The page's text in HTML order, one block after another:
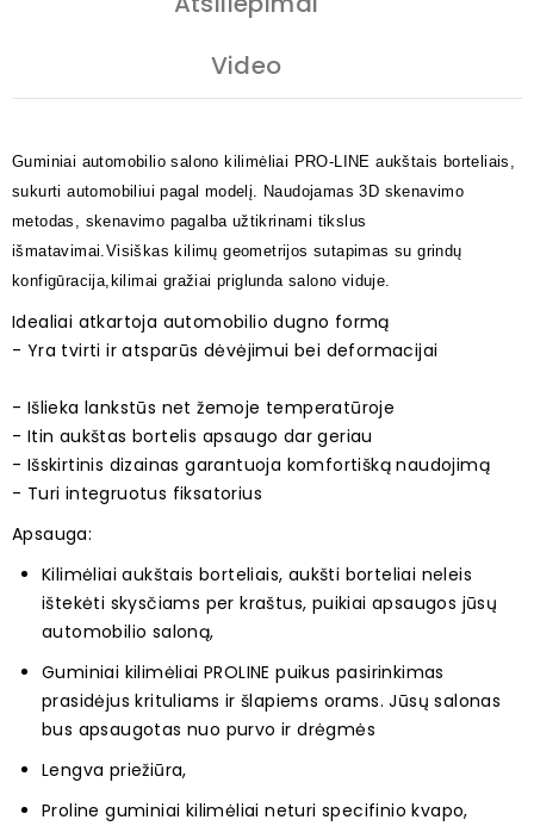
Video
Guminiai automobilio salono kilimėliai PRO-LINE aukštais borteliais,
sukurti automobiliui pagal modelį. Naudojamas 3D skenavimo
metodas, skenavimo pagalba užtikrinami tikslus
išmatavimai.Visiškas kilimų geometrijos sutapimas su grindų
konfigūracija,kilimai gražiai priglunda salono viduje.
Idealiai atkartoja automobilio dugno formą
- Yra tvirti ir atsparūs dėvėjimui bei deformacijai
- Išlieka lankstūs net žemoje temperatūroje
- Itin aukštas bortelis apsaugo dar geriau
- Išskirtinis dizainas garantuoja komfortišką naudojimą
- Turi integruotus fiksatorius
Apsauga:
Kilimėliai aukštais borteliais, aukšti borteliai neleis
ištekėti skysčiams per kraštus, puikiai apsaugos jūsų
automobilio saloną,
Guminiai kilimėliai PROLINE puikus pasirinkimas
prasidėjus krituliams ir šlapiems orams. Jūsų salonas
bus apsaugotas nuo purvo ir drėgmės
Lengva priežiūra,
Proline guminiai kilimėliai neturi specifinio kvapo,